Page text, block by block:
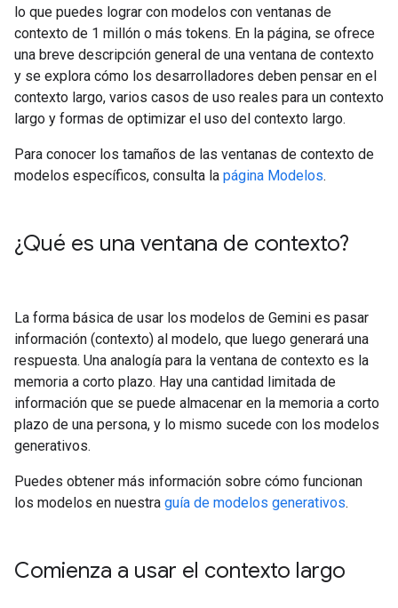
lo que puedes lograr con modelos con ventanas de
contexto de 1 millón o más tokens. En la página, se ofrece
una breve descripción general de una ventana de contexto
y se explora cómo los desarrolladores deben pensar en el
contexto largo, varios casos de uso reales para un contexto
largo y formas de optimizar el uso del contexto largo.
Para conocer los tamaños de las ventanas de contexto de
modelos específicos, consulta la página Modelos.
¿Qué es una ventana de contexto?
La forma básica de usar los modelos de Gemini es pasar
información (contexto) al modelo, que luego generará una
respuesta. Una analogía para la ventana de contexto es la
memoria a corto plazo. Hay una cantidad limitada de
información que se puede almacenar en la memoria a corto
plazo de una persona, y lo mismo sucede con los modelos
generativos.
Puedes obtener más información sobre cómo funcionan
los modelos en nuestra guía de modelos generativos.
Comienza a usar el contexto largo